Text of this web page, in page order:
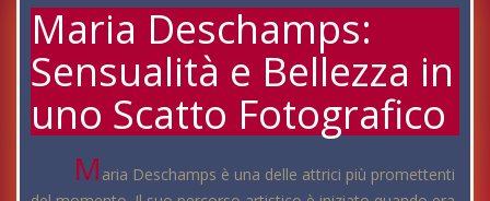
Maria Deschamps:
Sensualità e Bellezza in
uno Scatto Fotografico
M aria Deschamps è una delle attrici più promettenti